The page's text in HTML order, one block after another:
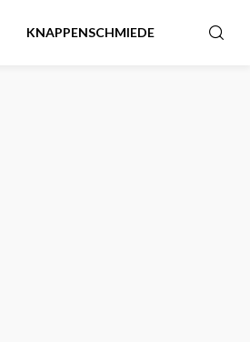
KNAPPENSCHMIEDE